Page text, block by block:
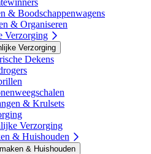
& Boodschappenwagens
& Organiseren
Verzorging
Verzorging
Dekens
& Krulsets
Verzorging
& Huishouden
& Huishouden